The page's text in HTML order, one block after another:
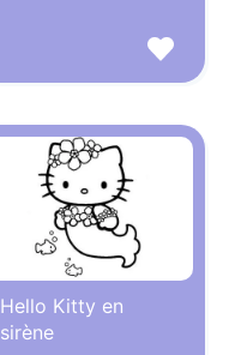
Hello Kitty en
sirène